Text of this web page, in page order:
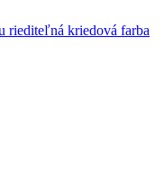
riediteľná kriedová farba